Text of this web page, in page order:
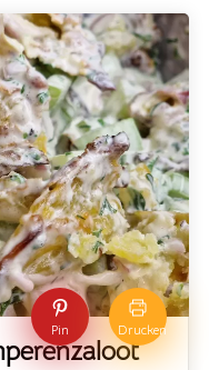
Pin Drucken